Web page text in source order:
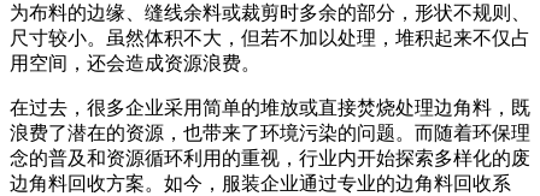
为布料的边缘、缝线余料或裁剪时多余的部分，形状不规则、
尺寸较小。虽然体积不大，但若不加以处理，堆积起来不仅占
用空间，还会造成资源浪费。
在过去，很多企业采用简单的堆放或直接焚烧处理边角料，既
浪费了潜在的资源，也带来了环境污染的问题。而随着环保理
念的普及和资源循环利用的重视，行业内开始探索多样化的废
边角料回收方案。如今，服装企业通过专业的边角料回收系